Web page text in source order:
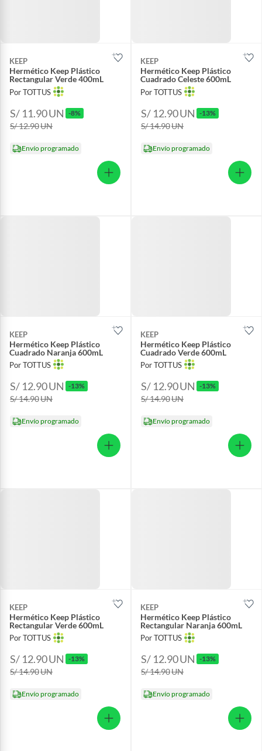
KEEP
Hermético Keep Plástico
Rectangular Verde 400mL
Por TOTTUS
S/ 11.90UN -8%
S/ 12.90UN
Envío programado
KEEP
Hermético Keep Plástico
Cuadrado Celeste 600mL
Por TOTTUS
S/ 12.90UN -13%
S/ 14.90UN
Envío programado
KEEP
Hermético Keep Plástico
Cuadrado Naranja 600mL
Por TOTTUS
S/ 12.90UN -13%
S/ 14.90UN
Envío programado
KEEP
Hermético Keep Plástico
Cuadrado Verde 600mL
Por TOTTUS
S/ 12.90UN -13%
S/ 14.90UN
Envío programado
KEEP
Hermético Keep Plástico
Rectangular Verde 600mL
Por TOTTUS
S/ 12.90UN -13%
S/ 14.90UN
Envío programado
KEEP
Hermético Keep Plástico
Rectangular Naranja 600mL
Por TOTTUS
S/ 12.90UN -13%
S/ 14.90UN
Envío programado